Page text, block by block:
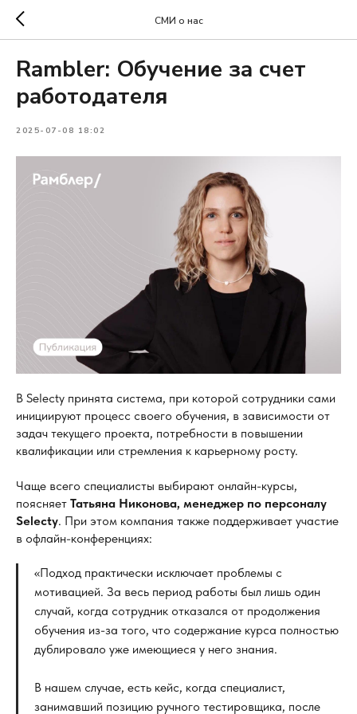
СМИ о нас
Rambler: Обучение за счет
работодателя
2025-07-08 18:02
В Selecty принята система, при которой сотрудники сами
инициируют процесс своего обучения, в зависимости от
задач текущего проекта, потребности в повышении
квалификации или стремления к карьерному росту.
Чаще всего специалисты выбирают онлайн-курсы,
поясняет Татьяна Никонова, менеджер по персоналу
Selecty. При этом компания также поддерживает участие
в офлайн-конференциях:
«Подход практически исключает проблемы с
мотивацией. За весь период работы был лишь один
случай, когда сотрудник отказался от продолжения
обучения из-за того, что содержание курса полностью
дублировало уже имеющиеся у него знания.
В нашем случае, есть кейс, когда специалист,
занимавший позицию ручного тестировщика, после